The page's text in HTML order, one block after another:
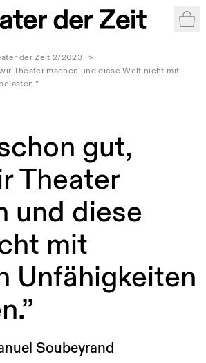
der Zeit 2/2023
>
Theater machen und diese Welt nicht mit
gut,
Theater
und diese
mit
Unfähigkeiten
Soubeyrand